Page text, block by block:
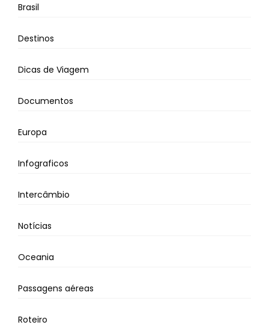
Brasil
Destinos
Dicas de Viagem
Documentos
Europa
Infograficos
Intercâmbio
Notícias
Oceania
Passagens aéreas
Roteiro